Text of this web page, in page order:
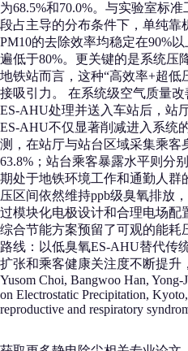
为68.5%和70.0%。与实验室标
段占主导的分布条件下，单纯靠
PM10的去除效率均稳定在90%
遍低于80%。更关键的是系统压
地铁站而言，这种“高效率+超
接吸引力。 在系统级空气质量
ES‑AHU处理并送入车站后，站
ES‑AHU不仅显著削减进入系统
测，在站厅与站台区域采集乘客
63.8%；站台乘客暴露水平则分
期处于地铁环境工作和通勤人群
压区间依然维持ppb级臭氧排放
过模块化电极设计和合理电场配
综合节能方案预留了可观的能耗
路线：以低臭氧ES‑AHU替代传
扩张和乘客健康关注度不断提升
Yusom Choi, Bangwoo Han,
on Electrostatic Precipitation,
reproductive and respiratory